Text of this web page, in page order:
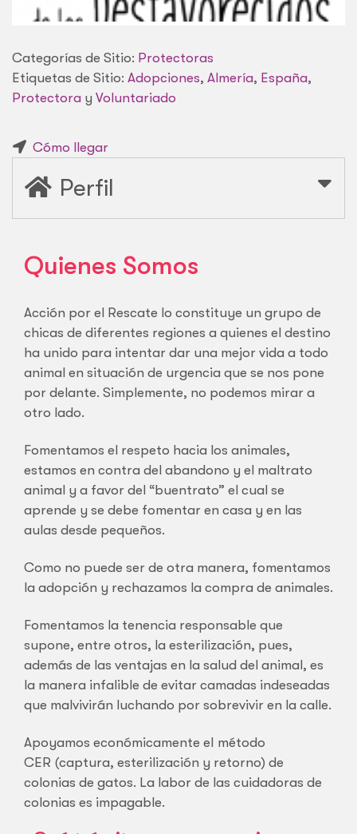
Categorías de Sitio: Protectoras
Etiquetas de Sitio: Adopciones, Almería, España,
Protectora y Voluntariado
Cómo llegar
Perfil
Quienes Somos
Acción por el Rescate lo constituye un grupo de
chicas de diferentes regiones a quienes el destino
ha unido para intentar dar una mejor vida a todo
animal en situación de urgencia que se nos pone
por delante. Simplemente, no podemos mirar a
otro lado.
Fomentamos el respeto hacia los animales,
estamos en contra del abandono y el maltrato
animal y a favor del “buentrato” el cual se
aprende y se debe fomentar en casa y en las
aulas desde pequeños.
Como no puede ser de otra manera, fomentamos
la adopción y rechazamos la compra de animales.
Fomentamos la tenencia responsable que
supone, entre otros, la esterilización, pues,
además de las ventajas en la salud del animal, es
la manera infalible de evitar camadas indeseadas
que malvivirán luchando por sobrevivir en la calle.
Apoyamos económicamente el método
CER (captura, esterilización y retorno) de
colonias de gatos. La labor de las cuidadoras de
colonias es impagable.